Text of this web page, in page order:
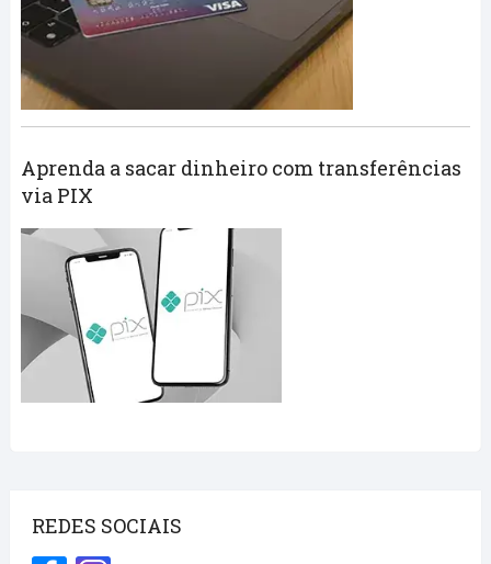
Aprenda a sacar dinheiro com transferências
via PIX
REDES SOCIAIS